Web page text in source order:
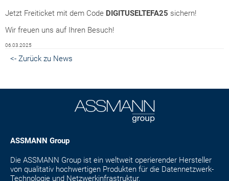
Jetzt Freiticket mit dem Code DIGITUSELTEFA25 sichern!
Wir freuen uns auf Ihren Besuch!
06.03.2025
<- Zurück zu News
ASSMANN Group
Die ASSMANN Group ist ein weltweit operierender Hersteller
von qualitativ hochwertigen Produkten für die Datennetzwerk-
Technologie und Netzwerkinfrastruktur.